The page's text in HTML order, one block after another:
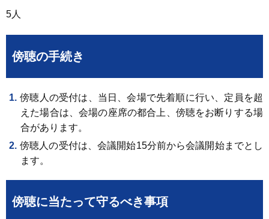
5人
傍聴の手続き
傍聴人の受付は、当日、会場で先着順に行い、定員を超
えた場合は、会場の座席の都合上、傍聴をお断りする場
合があります。
傍聴人の受付は、会議開始15分前から会議開始までとし
ます。
傍聴に当たって守るべき事項